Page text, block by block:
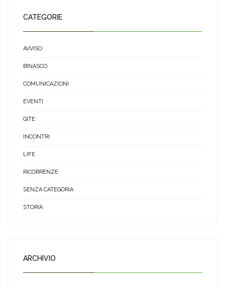
CATEGORIE
AVVISO
BINASCO
COMUNICAZIONI
EVENTI
GITE
INCONTRI
LIFE
RICORRENZE
SENZA CATEGORIA
STORIA
ARCHIVIO